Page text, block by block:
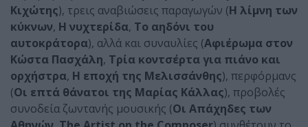
Κιχώτης), τρεις αναβιώσεις παραγωγών (Η λίμνη των
κύκνων, Η νυχτερίδα, Το αηδόνι του
αυτοκράτορα), αλλά και συναυλίες (Αφιέρωμα στον
Κώστα Πασχάλη, Τρία κοντσέρτα για πιάνο και
ορχήστρα, Η εποχή της Μελισσάνθης), περφόρμανς
(Οι επτά θάνατοι της Μαρίας Κάλλας), προβολές
συνοδεία ζωντανής μουσικής (Οι Απάχηδες των